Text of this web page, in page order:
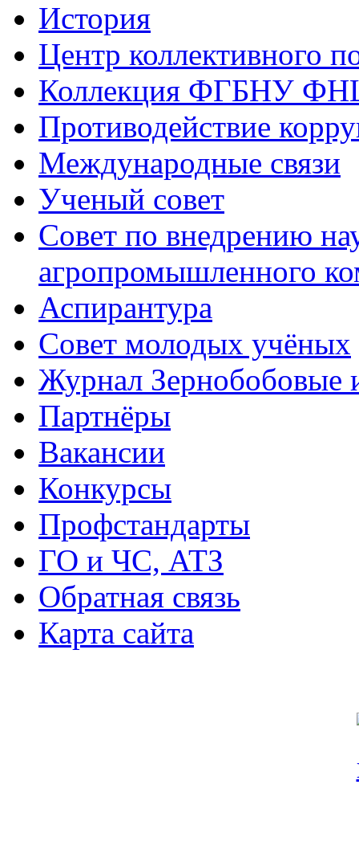
История
Центр коллективного
Коллекция ФГБНУ
Противодействие
Международные связи
Ученый совет
Совет по внедрению
агропромышленного
Аспирантура
Совет молодых учёных
Журнал Зернобобовые
Партнёры
Вакансии
Конкурсы
Профстандарты
ГО и ЧС, АТЗ
Обратная связь
Карта сайта